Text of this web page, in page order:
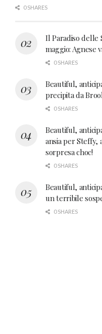
0 SHARES
Il Paradiso delle
maggio: Agnese
0 SHARES
Beautiful,
precipita da
0 SHARES
Beautiful,
ansia per Steffy,
sorpresa choc!
0 SHARES
Beautiful,
un terribile
0 SHARES